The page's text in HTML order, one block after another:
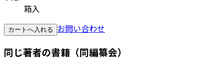
箱入
カートへ入れる お問い合わせ
同じ著者の書籍（同編纂会）